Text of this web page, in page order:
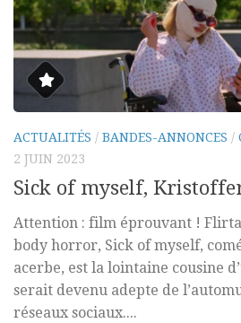
ACTUALITÉS / BANDES-ANNONCES /
2 JUIN 2023
Sick of myself,
Attention : film éprouvant !
body horror, Sick of myself,
acerbe, est la lointaine cousine
serait devenu adepte de
réseaux sociaux....